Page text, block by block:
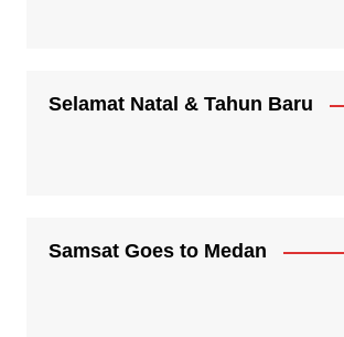
Selamat Natal & Tahun Baru
Samsat Goes to Medan